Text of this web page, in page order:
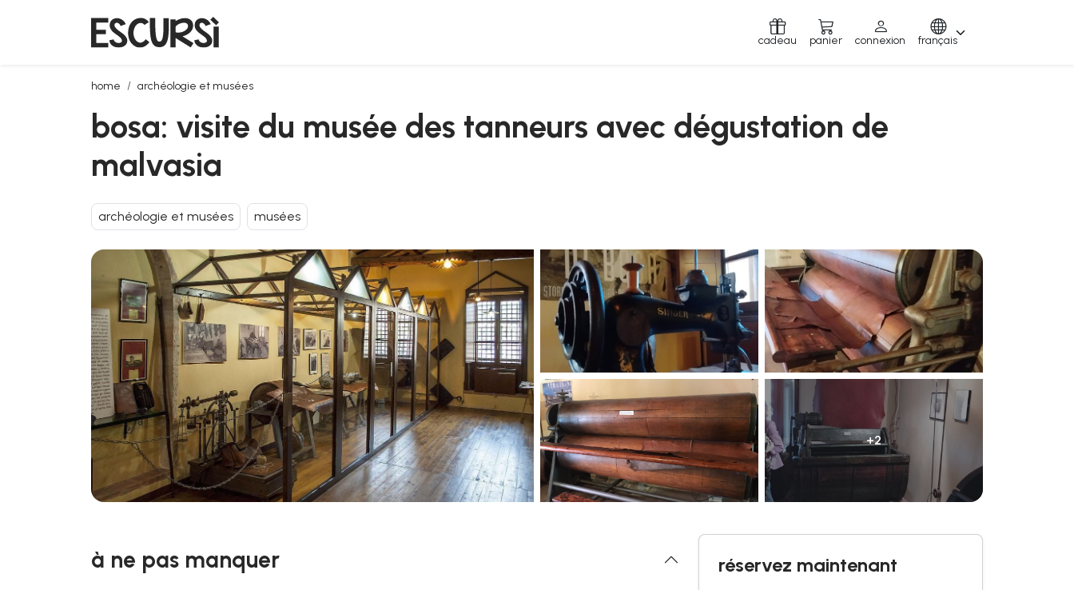
cadeau panier connexion français
home archéologie et musées
bosa: visite du musée des tanneurs avec dégustation de malvasia
bosa: visite du musée des tanneurs avec dégustation de
malvasia
archéologie et musées musées
+2
à ne pas manquer réservez maintenant